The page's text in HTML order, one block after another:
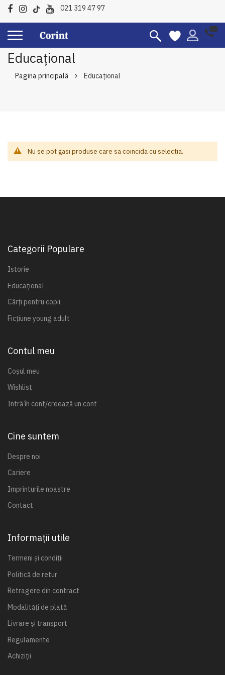
021 319 47 97
Educațional
Pagina principală Educațional
Nu se pot gasi produse care sa coincida cu selectia.
Categorii Populare
Istorie
Educațional
Cărți pentru copii
Ficțiune young adult
Contul meu
Coșul meu
Wishlist
Intră în cont/creează un cont
Cine suntem
Despre noi
Cariere
Imprinturile noastre
Contact
Informații utile
Termeni și condiții
Politică de retur
Retragere din contract
Modalități de plată
Livrare și transport
Regulamente
Achiziții